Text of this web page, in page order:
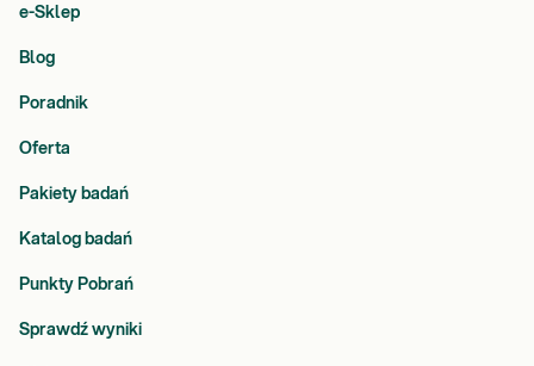
e-Sklep
Blog
Poradnik
Oferta
Pakiety badań
Katalog badań
Punkty Pobrań
Sprawdź wyniki